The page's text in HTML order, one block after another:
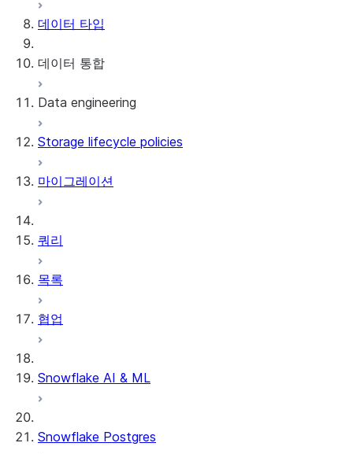
데이터 타입
데이터 통합
Snowflake Openflow
Apache Iceberg™
Apache Iceberg™ 테이블
Data engineering
데이터 로딩
동적 테이블
Storage lifecycle policies
마이그레이션
쿼리
목록
협업
Snowflake AI & ML
Snowflake Postgres